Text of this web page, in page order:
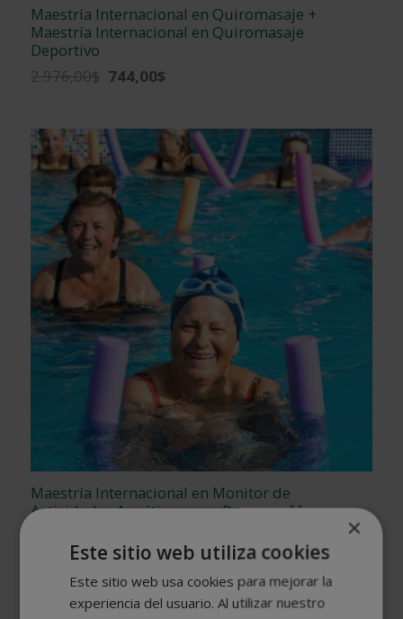
Maestría Internacional en Quiromasaje +
Maestría Internacional en Quiromasaje
Deportivo
2.976,00$ El
era:
2.976,00$.
744,00$El
es:
744,00$.
Maestría Internacional en Monitor de
Actividades Acuáticas para Personas Mayores +
Maestría Internacional en Coaching Deportivo
2.976,00$ El
era:
744,00$El
es:
×
Este sitio web utiliza cookies
Este sitio web usa cookies para mejorar la
experiencia del usuario. Al utilizar nuestro